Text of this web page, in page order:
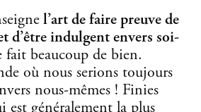
l’art de faire preuve de
d’être indulgent envers soi-
fait beaucoup de bien.
où nous serions toujours
nous-mêmes ! Finies
est généralement la plus